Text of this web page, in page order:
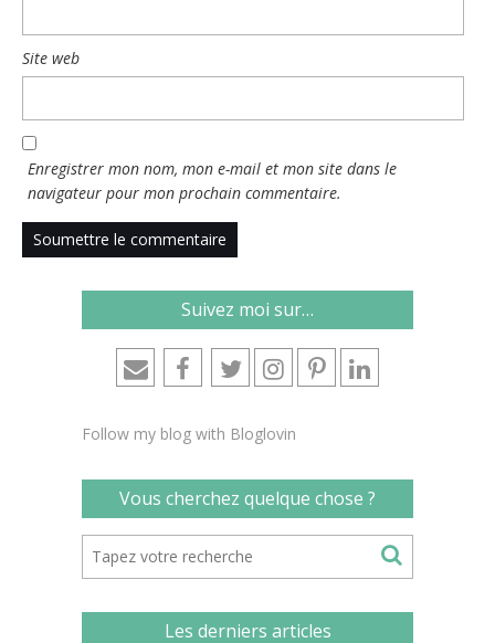
Site web
Enregistrer mon nom, mon e-mail et mon site dans le
navigateur pour mon prochain commentaire.
Suivez moi sur…
Follow my blog with Bloglovin
Vous cherchez quelque chose ?
Les derniers articles